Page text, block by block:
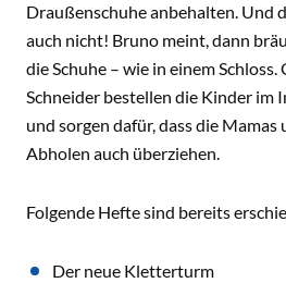
Draußenschuhe anbehalten. Und
auch nicht! Bruno meint, dann
die Schuhe – wie in einem
Schneider bestellen die Kinder im
und sorgen dafür, dass die Mamas
Abholen auch überziehen.
Folgende Hefte sind bereits
Der neue Kletterturm